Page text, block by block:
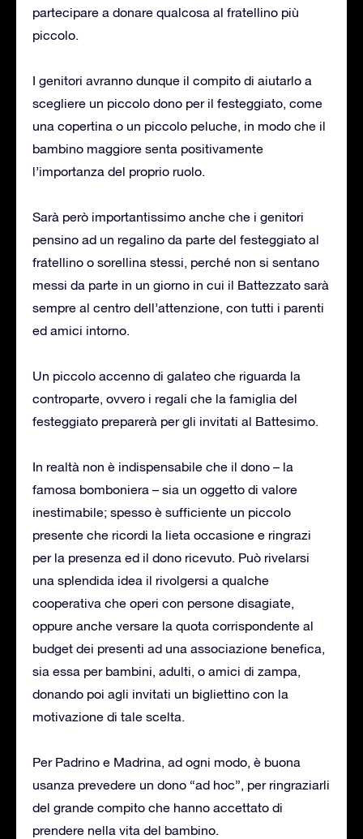
partecipare a donare qualcosa al fratellino più
piccolo.
I genitori avranno dunque il compito di aiutarlo a
scegliere un piccolo dono per il festeggiato, come
una copertina o un piccolo peluche, in modo che il
bambino maggiore senta positivamente
l’importanza del proprio ruolo.
Sarà però importantissimo anche che i genitori
pensino ad un regalino da parte del festeggiato al
fratellino o sorellina stessi, perché non si sentano
messi da parte in un giorno in cui il Battezzato sarà
sempre al centro dell’attenzione, con tutti i parenti
ed amici intorno.
Un piccolo accenno di galateo che riguarda la
controparte, ovvero i regali che la famiglia del
festeggiato preparerà per gli invitati al Battesimo.
In realtà non è indispensabile che il dono – la
famosa bomboniera – sia un oggetto di valore
inestimabile; spesso è sufficiente un piccolo
presente che ricordi la lieta occasione e ringrazi
per la presenza ed il dono ricevuto. Può rivelarsi
una splendida idea il rivolgersi a qualche
cooperativa che operi con persone disagiate,
oppure anche versare la quota corrispondente al
budget dei presenti ad una associazione benefica,
sia essa per bambini, adulti, o amici di zampa,
donando poi agli invitati un bigliettino con la
motivazione di tale scelta.
Per Padrino e Madrina, ad ogni modo, è buona
usanza prevedere un dono “ad hoc”, per ringraziarli
del grande compito che hanno accettato di
prendere nella vita del bambino.